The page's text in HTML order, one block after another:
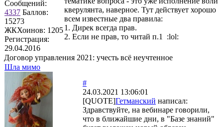
Сообщений:
4337 Баллов:
15273
ЖКХоинов: 1205
Регистрация:
29.04.2016
кверулянта, наверное. Тут действует хорошо
всем известные два правила:
1. Дирек всегда прав.
2. Если не прав, то читай п.1 :lol:
Договор управления 2021: учесть всё неучтенное
Шла мимо
#
24.03.2021 13:06:01
[QUOTE]Гетманский написал:
Здравствуйте, на вебинаре говорили,
что в ближайшие дни, в "Базе знаний"